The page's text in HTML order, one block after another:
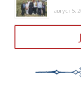
август 5,